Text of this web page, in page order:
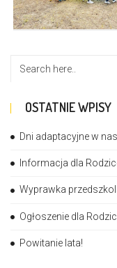
OSTATNIE WPISY
Dni adaptacyjne w
Informacja dla
Wyprawka
Ogłoszenie dla
Powitanie lata!